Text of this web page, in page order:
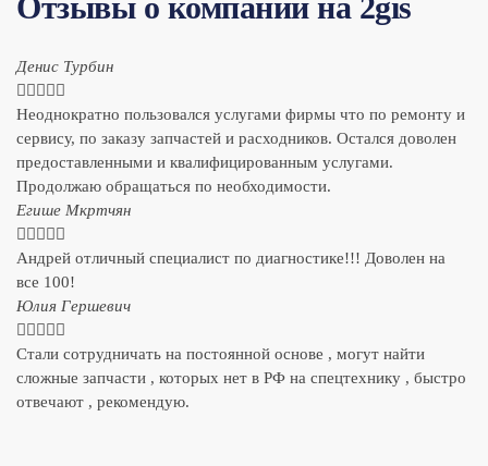
Отзывы о компании на 2gis
Денис Турбин
    
Неоднократно пользовался услугами фирмы что по ремонту и
сервису, по заказу запчастей и расходников. Остался доволен
предоставленными и квалифицированным услугами.
Продолжаю обращаться по необходимости.
​Егише Мкртчян
    
Андрей отличный специалист по диагностике!!! Доволен на
все 100!
​Юлия Гершевич
    
Стали сотрудничать на постоянной основе , могут найти
сложные запчасти , которых нет в РФ на спецтехнику , быстро
отвечают , рекомендую.